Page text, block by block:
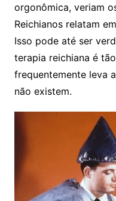
orgonômica, veriam
Reichianos relatam
Isso pode até ser
terapia reichiana é
frequentemente leva
não existem.